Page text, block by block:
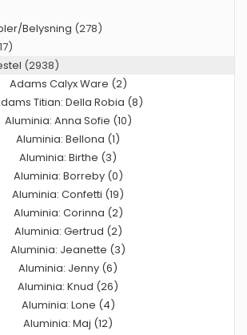
Belysning (278)
(2938)
Adams Calyx Ware (2)
Titian: Della Robia (8)
Aluminia: Anna Sofie (10)
Aluminia: Bellona (1)
Aluminia: Birthe (3)
Aluminia: Borreby (0)
Aluminia: Confetti (19)
Aluminia: Corinna (2)
Aluminia: Gertrud (2)
Aluminia: Jeanette (3)
Aluminia: Jenny (6)
Aluminia: Knud (26)
Aluminia: Lone (4)
Aluminia: Maj (12)